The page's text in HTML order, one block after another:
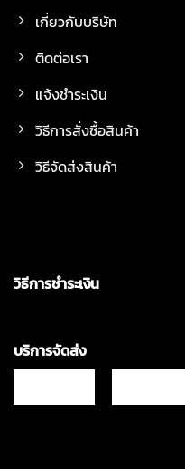
เกี่ยวกับบริษัท
ติดต่อเรา
แจ้งชำระเงิน
วิธีการสั่งซื้อสินค้า
วิธีจัดส่งสินค้า
วิธีการชำระเงิน
บริการจัดส่ง